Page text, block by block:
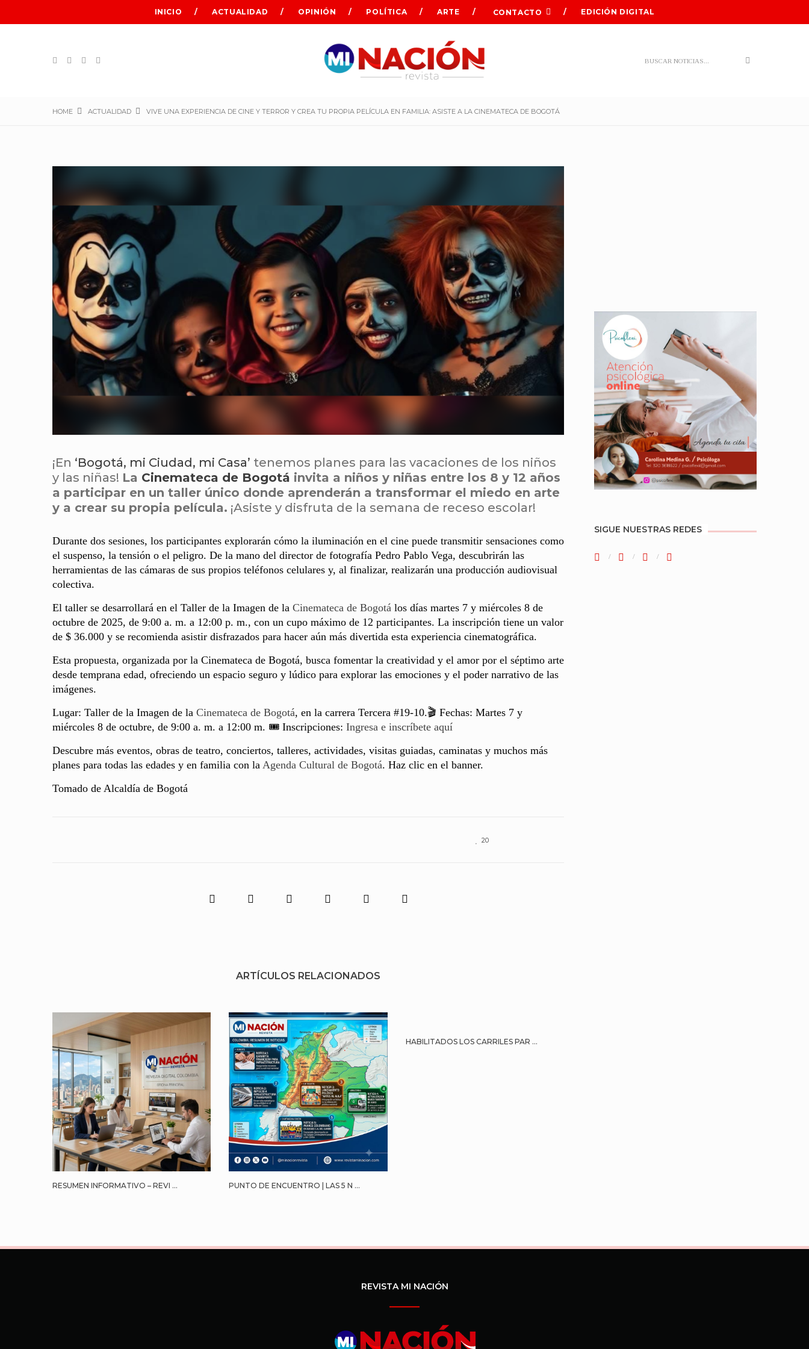
INICIO ACTUALIDAD OPINIÓN POLÍTICA ARTE CONTACTO EDICIÓN DIGITAL
Search
HOME ACTUALIDAD VIVE UNA EXPERIENCIA DE CINE Y TERROR Y CREA TU PROPIA PELÍCULA EN FAMILIA: ASISTE A LA CINEMATECA DE BOGOTÁ
¡En ‘Bogotá, mi Ciudad, mi Casa’ tenemos planes para las vacaciones de los niños
y las niñas! La Cinemateca de Bogotá invita a niños y niñas entre los 8 y 12 años
a participar en un taller único donde aprenderán a transformar el miedo en arte
y a crear su propia película. ¡Asiste y disfruta de la semana de receso escolar!
Durante dos sesiones, los participantes explorarán cómo la iluminación en el cine puede transmitir sensaciones como
el suspenso, la tensión o el peligro. De la mano del director de fotografía Pedro Pablo Vega, descubrirán las
herramientas de las cámaras de sus propios teléfonos celulares y, al finalizar, realizarán una producción audiovisual
colectiva.
El taller se desarrollará en el Taller de la Imagen de la Cinemateca de Bogotá los días martes 7 y miércoles 8 de
octubre de 2025, de 9:00 a. m. a 12:00 p. m., con un cupo máximo de 12 participantes. La inscripción tiene un valor
de $ 36.000 y se recomienda asistir disfrazados para hacer aún más divertida esta experiencia cinematográfica.
Esta propuesta, organizada por la Cinemateca de Bogotá, busca fomentar la creatividad y el amor por el séptimo arte
desde temprana edad, ofreciendo un espacio seguro y lúdico para explorar las emociones y el poder narrativo de las
imágenes.
Lugar: Taller de la Imagen de la Cinemateca de Bogotá, en la carrera Tercera #19-10.🎬 Fechas: Martes 7 y
miércoles 8 de octubre, de 9:00 a. m. a 12:00 m. 🎟️ Inscripciones: Ingresa e inscríbete aquí
Descubre más eventos, obras de teatro, conciertos, talleres, actividades, visitas guiadas, caminatas y muchos más
planes para todas las edades y en familia con la Agenda Cultural de Bogotá. Haz clic en el banner.
Tomado de Alcaldía de Bogotá
20
ARTÍCULOS RELACIONADOS
RESUMEN INFORMATIVO – REVI ... PUNTO DE ENCUENTRO | LAS 5 N ...
HABILITADOS LOS CARRILES PAR ...
SIGUE NUESTRAS REDES
REVISTA MI NACIÓN